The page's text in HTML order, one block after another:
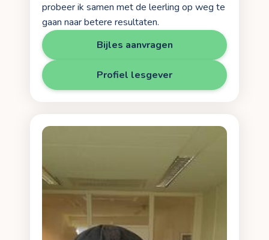
probeer ik samen met de leerling op weg te
gaan naar betere resultaten.
Bijles aanvragen
Profiel lesgever